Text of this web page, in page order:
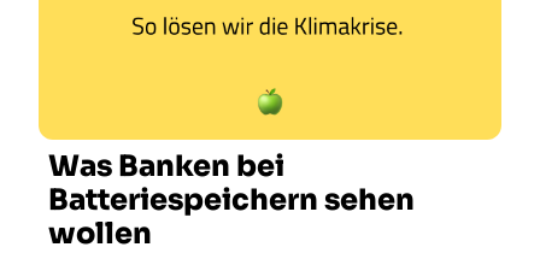
Was Banken bei
Batteriespeichern sehen
wollen